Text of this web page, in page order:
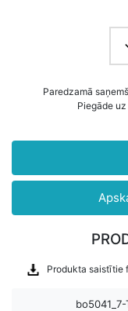
Paredzamā
Piegāde
Produkta saistītie